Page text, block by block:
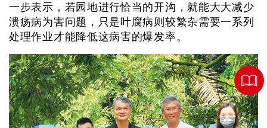
一步表示，若园地进行恰当的开沟，就能大大减少
溃疡病为害问题，只是叶腐病则较繁杂需要一系列
处理作业才能降低这病害的爆发率。